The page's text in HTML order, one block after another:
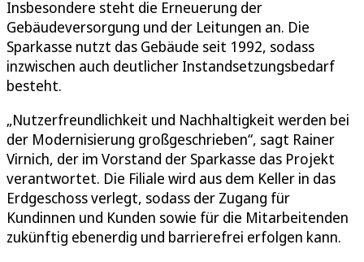
Insbesondere steht die Erneuerung der
Gebäudeversorgung und der Leitungen an. Die
Sparkasse nutzt das Gebäude seit 1992, sodass
inzwischen auch deutlicher Instandsetzungsbedarf
besteht.
„Nutzerfreundlichkeit und Nachhaltigkeit werden bei
der Modernisierung großgeschrieben“, sagt Rainer
Virnich, der im Vorstand der Sparkasse das Projekt
verantwortet. Die Filiale wird aus dem Keller in das
Erdgeschoss verlegt, sodass der Zugang für
Kundinnen und Kunden sowie für die Mitarbeitenden
zukünftig ebenerdig und barrierefrei erfolgen kann.